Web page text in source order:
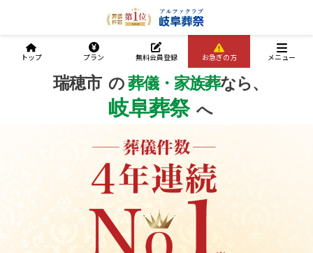
瑞穂市 の 葬儀・家族葬なら、
岐阜葬祭 へ
トップ プラン 無料会員登録 お急ぎの方 メニュー